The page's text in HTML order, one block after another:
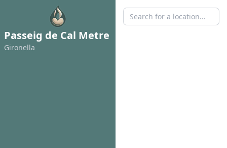
Passeig de Cal Metre
Gironella